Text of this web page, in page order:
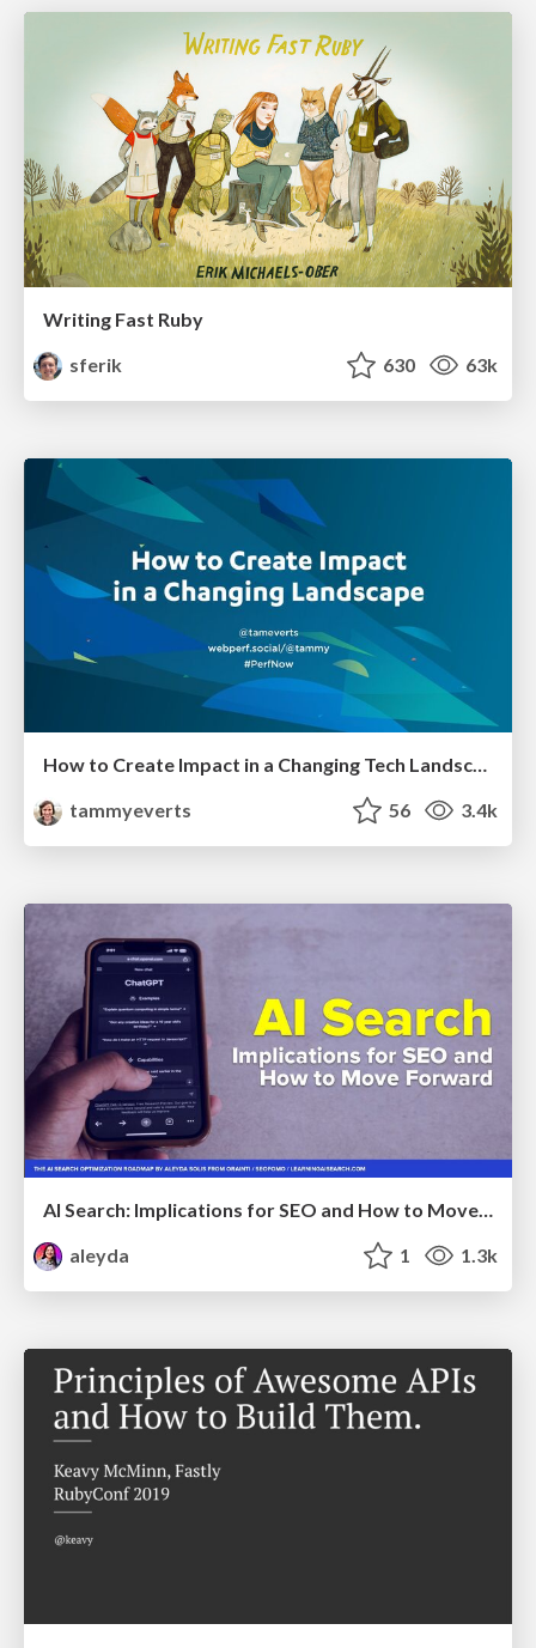
Writing Fast Ruby
sferik
630 63k
How to Create Impact in a Changing Tech Landscape [PerfNow 2023]
tammyeverts
56 3.4k
AI Search: Implications for SEO and How to Move Forward - #ShenzhenSEOConference
aleyda
1 1.3k